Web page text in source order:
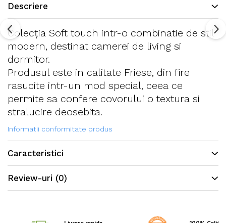
Descriere
Colecția Soft touch intr-o combinatie de stil
modern, destinat camerei de living si
dormitor.
Produsul este in calitate Friese, din fire
rasucite intr-un mod special, ceea ce
permite sa confere covorului o textura si
stralucire deosebita.
Informatii conformitate produs
Caracteristici
Review-uri (0)